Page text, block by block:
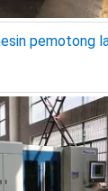
pemotong